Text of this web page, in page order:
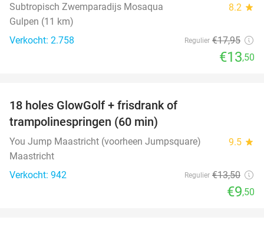
Subtropisch Zwemparadijs Mosaqua 8.2 star
Gulpen (11 km)
Verkocht: 2.758
Regulier €17,95
€13,50
18 holes GlowGolf + frisdrank of
trampolinespringen (60 min)
You Jump Maastricht (voorheen Jumpsquare) 9.5 star
Maastricht
Verkocht: 942
Regulier €13,50
€9,50